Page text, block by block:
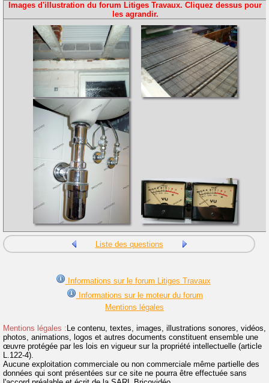
Images d'illustration du forum Litiges Travaux. Cliquez dessus pour
les agrandir.
Liste des questions
Informations sur le forum Litiges Travaux
Informations sur le moteur du forum
Mentions légales
Mentions légales : Le contenu, textes, images, illustrations sonores, vidéos,
photos, animations, logos et autres documents constituent ensemble une
œuvre protégée par les lois en vigueur sur la propriété intellectuelle (article
L.122-4).
Aucune exploitation commerciale ou non commerciale même partielle des
données qui sont présentées sur ce site ne pourra être effectuée sans